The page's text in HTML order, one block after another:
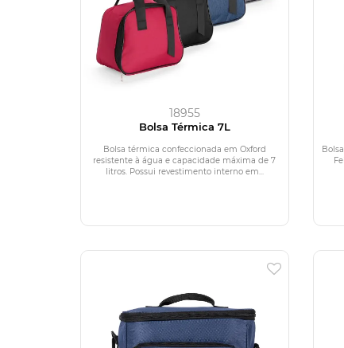
18955
Bolsa Térmica 7L
Bolsa térmica confeccionada em Oxford
resistente à água e capacidade máxima de 7
litros. Possui revestimento interno em...